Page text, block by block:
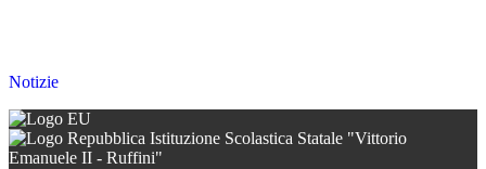
Notizie
Istituzione Scolastica Statale "Vittorio
Emanuele II - Ruffini"